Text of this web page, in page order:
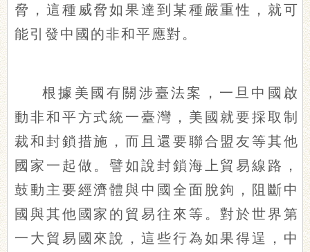
脅，這種威脅如果達到某種嚴重性，就可
能引發中國的非和平應對。
根據美國有關涉臺法案，一旦中國啟
動非和平方式統一臺灣，美國就要採取制
裁和封鎖措施，而且還要聯合盟友等其他
國家一起做。譬如說封鎖海上貿易線路，
鼓動主要經濟體與中國全面脫鉤，阻斷中
國與其他國家的貿易往來等。對於世界第
一大貿易國來說，這些行為如果得逞，中